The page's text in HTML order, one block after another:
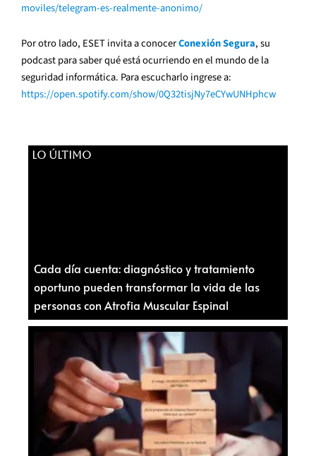
moviles/telegram-es-realmente-anonimo/
Por otro lado, ESET invita a conocerConexión Segura, su
podcast para saber qué está ocurriendo en el mundo de la
seguridad informática. Para escucharlo ingrese a:
https://open.spotify.com/show/0Q32tisjNy7eCYwUNHphcw
LO ÚLTIMO
Cada día cuenta: diagnóstico y tratamiento
oportuno pueden transformar la vida de las
personas con Atrofia Muscular Espinal